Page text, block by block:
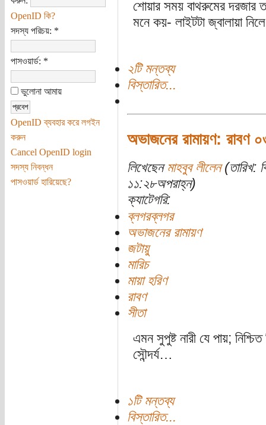
OpenID কি?
সদস্য পরিচয়: *
পাসওয়ার্ড: *
ভুলোনা আমায়
OpenID ব্যবহার করে লগইন
করুন
Cancel OpenID login
সদস্য নিবন্ধন
পাসওয়ার্ড হারিয়েছে?
শোয়ার সময় বাথরুমের দরজার
মনে কয়- লাইটটা জ্বালায়া
২টি মন্তব্য
বিস্তারিত...
অভাজনের রামায়ণ: রাবণ
লিখেছেন মাহবুব লীলেন(তারিখ:
১১:২৮অপরাহ্ন)
ক্যাটেগরি:
ব্লগরব্লগর
অভাজনের রামায়ণ
জটায়ু
মারিচ
মায়া হরিণ
রাবণ
সীতা
এমন সুপুষ্ট নারী যে পায়;
সৌন্দর্য…
১টি মন্তব্য
বিস্তারিত...